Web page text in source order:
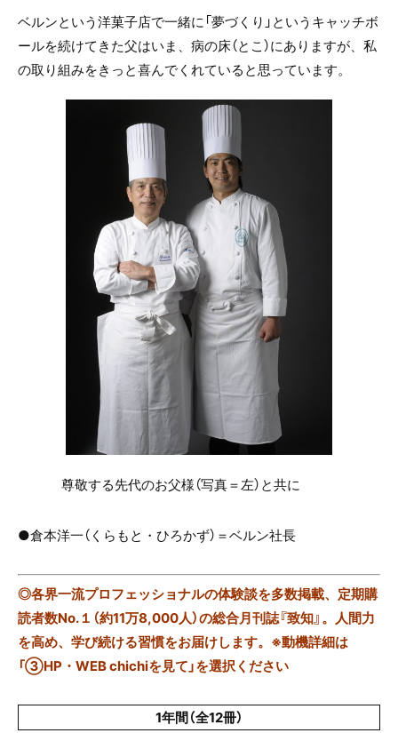
ベルンという洋菓子店で一緒に「夢づくり」というキャッチボ
ールを続けてきた父はいま、病の床（とこ）にありますが、私
の取り組みをきっと喜んでくれていると思っています。
尊敬する先代のお父様（写真＝左）と共に
●倉本洋一（くらもと・ひろかず）＝ベルン社長
◎各界一流プロフェッショナルの体験談を多数掲載、定期購
読者数No.１（約11万8,000人）の総合月刊誌『致知』。人間力
を高め、学び続ける習慣をお届けします。※動機詳細は
「③HP・WEB chichiを見て」を選択ください
1年間（全12冊）